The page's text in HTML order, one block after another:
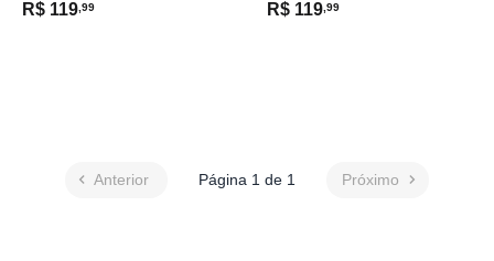
R$ 119 ,99 R$ 119,99
Anterior Página 1 de 1 Próximo